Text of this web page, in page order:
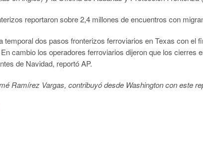
reportaron sobre 2,4 millones de encuentros con
temporal dos pasos fronterizos ferroviarios en Texas con el
cambio los operadores ferroviarios dijeron que los cierres
de Navidad, reportó AP.
Ramírez Vargas, contribuyó desde Washington con este